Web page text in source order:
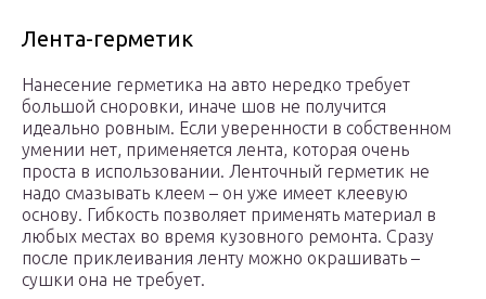
Лента-герметик
Нанесение герметика на авто нередко требует
большой сноровки, иначе шов не получится
идеально ровным. Если уверенности в собственном
умении нет, применяется лента, которая очень
проста в использовании. Ленточный герметик не
надо смазывать клеем – он уже имеет клеевую
основу. Гибкость позволяет применять материал в
любых местах во время кузовного ремонта. Сразу
после приклеивания ленту можно окрашивать –
сушки она не требует.